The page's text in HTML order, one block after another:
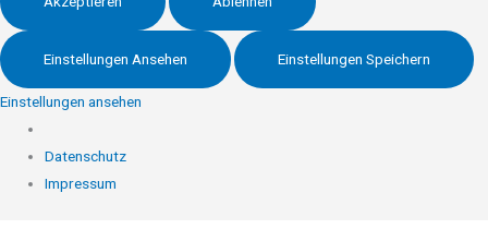
Einstellungen Ansehen Einstellungen Speichern
Einstellungen ansehen
Datenschutz
Impressum